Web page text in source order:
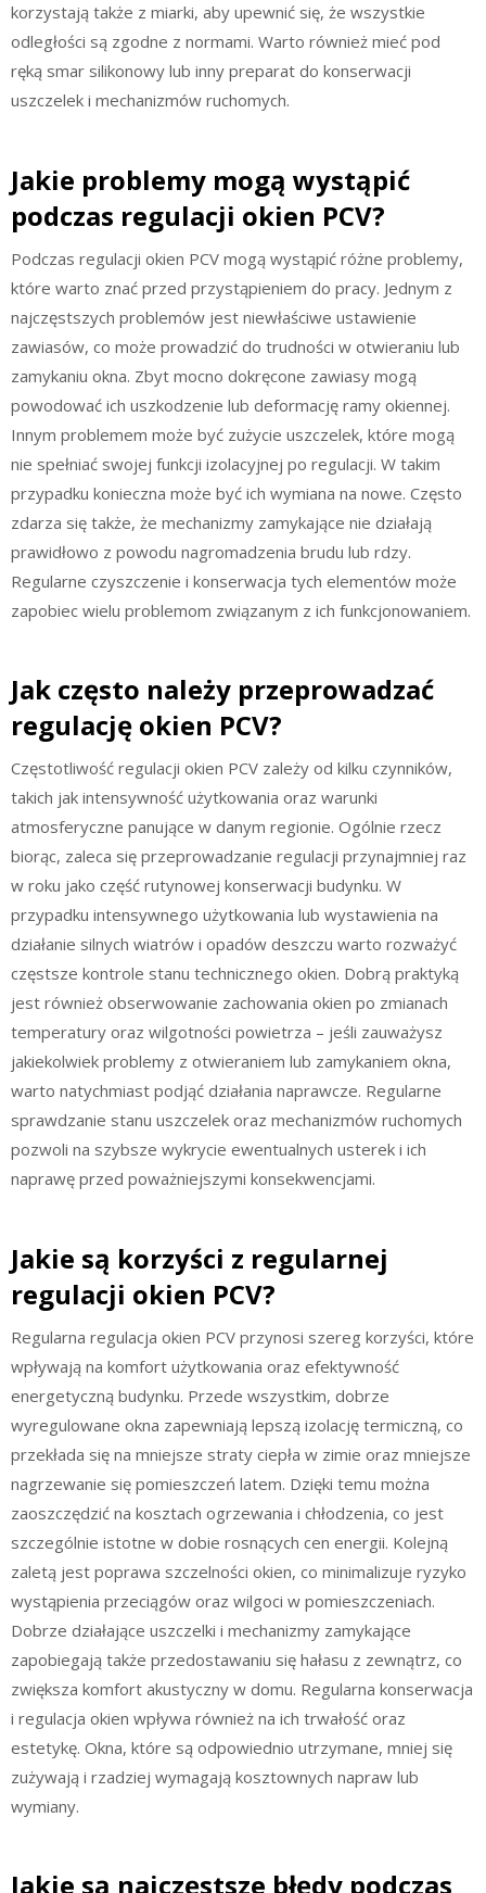
korzystają także z miarki, aby upewnić się, że wszystkie
odległości są zgodne z normami. Warto również mieć pod
ręką smar silikonowy lub inny preparat do konserwacji
uszczelek i mechanizmów ruchomych.
Jakie problemy mogą wystąpić
podczas regulacji okien PCV?
Podczas regulacji okien PCV mogą wystąpić różne problemy,
które warto znać przed przystąpieniem do pracy. Jednym z
najczęstszych problemów jest niewłaściwe ustawienie
zawiasów, co może prowadzić do trudności w otwieraniu lub
zamykaniu okna. Zbyt mocno dokręcone zawiasy mogą
powodować ich uszkodzenie lub deformację ramy okiennej.
Innym problemem może być zużycie uszczelek, które mogą
nie spełniać swojej funkcji izolacyjnej po regulacji. W takim
przypadku konieczna może być ich wymiana na nowe. Często
zdarza się także, że mechanizmy zamykające nie działają
prawidłowo z powodu nagromadzenia brudu lub rdzy.
Regularne czyszczenie i konserwacja tych elementów może
zapobiec wielu problemom związanym z ich funkcjonowaniem.
Jak często należy przeprowadzać
regulację okien PCV?
Częstotliwość regulacji okien PCV zależy od kilku czynników,
takich jak intensywność użytkowania oraz warunki
atmosferyczne panujące w danym regionie. Ogólnie rzecz
biorąc, zaleca się przeprowadzanie regulacji przynajmniej raz
w roku jako część rutynowej konserwacji budynku. W
przypadku intensywnego użytkowania lub wystawienia na
działanie silnych wiatrów i opadów deszczu warto rozważyć
częstsze kontrole stanu technicznego okien. Dobrą praktyką
jest również obserwowanie zachowania okien po zmianach
temperatury oraz wilgotności powietrza – jeśli zauważysz
jakiekolwiek problemy z otwieraniem lub zamykaniem okna,
warto natychmiast podjąć działania naprawcze. Regularne
sprawdzanie stanu uszczelek oraz mechanizmów ruchomych
pozwoli na szybsze wykrycie ewentualnych usterek i ich
naprawę przed poważniejszymi konsekwencjami.
Jakie są korzyści z regularnej
regulacji okien PCV?
Regularna regulacja okien PCV przynosi szereg korzyści, które
wpływają na komfort użytkowania oraz efektywność
energetyczną budynku. Przede wszystkim, dobrze
wyregulowane okna zapewniają lepszą izolację termiczną, co
przekłada się na mniejsze straty ciepła w zimie oraz mniejsze
nagrzewanie się pomieszczeń latem. Dzięki temu można
zaoszczędzić na kosztach ogrzewania i chłodzenia, co jest
szczególnie istotne w dobie rosnących cen energii. Kolejną
zaletą jest poprawa szczelności okien, co minimalizuje ryzyko
wystąpienia przeciągów oraz wilgoci w pomieszczeniach.
Dobrze działające uszczelki i mechanizmy zamykające
zapobiegają także przedostawaniu się hałasu z zewnątrz, co
zwiększa komfort akustyczny w domu. Regularna konserwacja
i regulacja okien wpływa również na ich trwałość oraz
estetykę. Okna, które są odpowiednio utrzymane, mniej się
zużywają i rzadziej wymagają kosztownych napraw lub
wymiany.
Jakie są najczęstsze błędy podczas